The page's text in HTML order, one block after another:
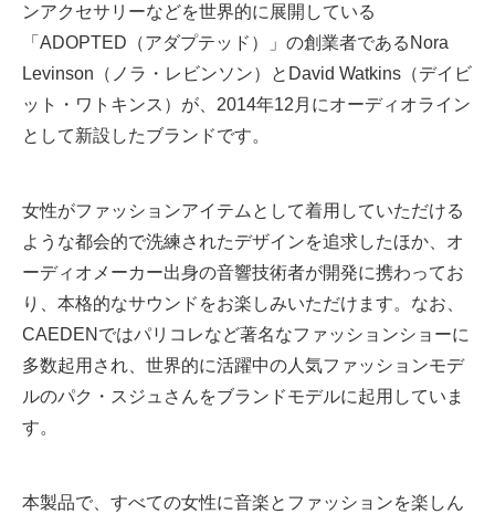
ンアクセサリーなどを世界的に展開している
「ADOPTED（アダプテッド）」の創業者であるNora
Levinson（ノラ・レビンソン）とDavid Watkins（デイビ
ット・ワトキンス）が、2014年12月にオーディオライン
として新設したブランドです。
女性がファッションアイテムとして着用していただける
ような都会的で洗練されたデザインを追求したほか、オ
ーディオメーカー出身の音響技術者が開発に携わってお
り、本格的なサウンドをお楽しみいただけます。なお、
CAEDENではパリコレなど著名なファッションショーに
多数起用され、世界的に活躍中の人気ファッションモデ
ルのパク・スジュさんをブランドモデルに起用していま
す。
本製品で、すべての女性に音楽とファッションを楽しん